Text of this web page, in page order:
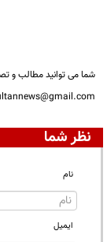
شما می توانید مطالب و
نظر شما
نام
ایمیل